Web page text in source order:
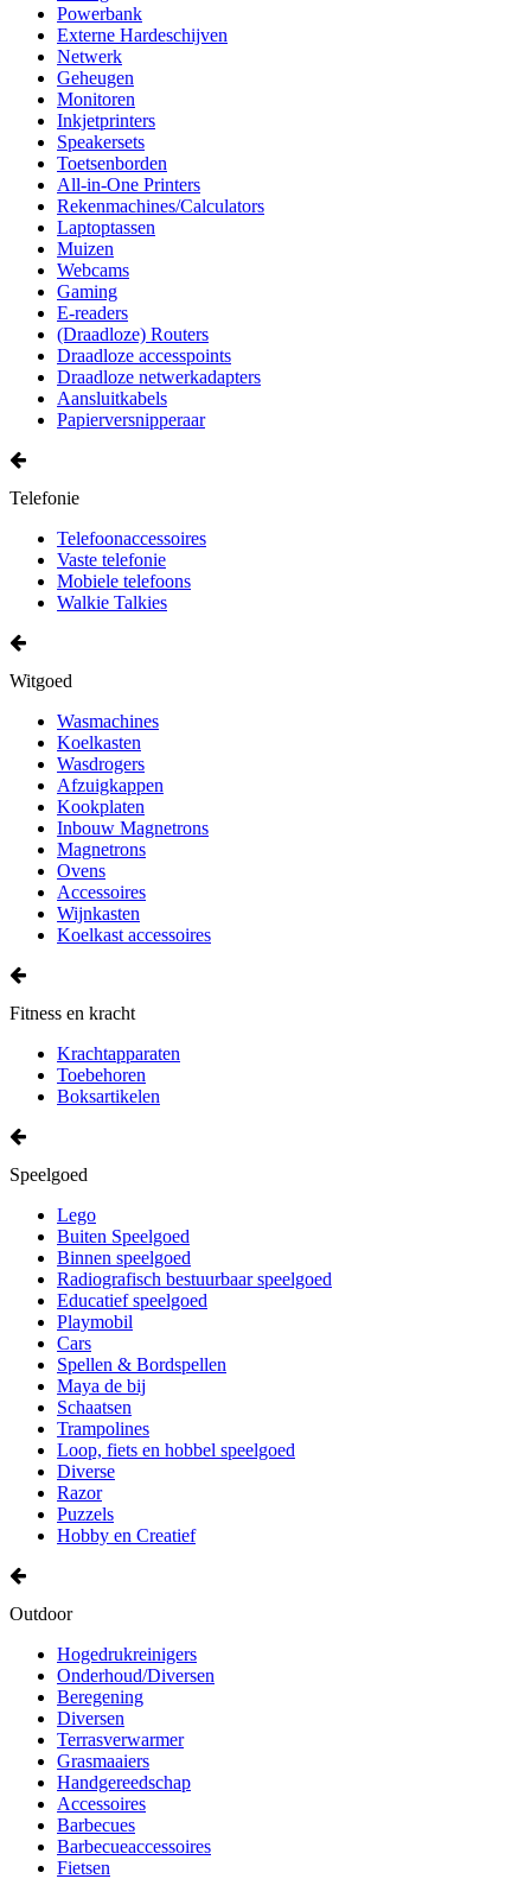
Powerbank
Externe Hardeschijven
Netwerk
Geheugen
Monitoren
Inkjetprinters
Speakersets
Toetsenborden
All-in-One Printers
Rekenmachines/Calculators
Laptoptassen
Muizen
Webcams
Gaming
E-readers
(Draadloze) Routers
Draadloze accesspoints
Draadloze netwerkadapters
Aansluitkabels
Papierversnipperaar
Telefonie
Telefoonaccessoires
Vaste telefonie
Mobiele telefoons
Walkie Talkies
Witgoed
Wasmachines
Koelkasten
Wasdrogers
Afzuigkappen
Kookplaten
Inbouw Magnetrons
Magnetrons
Ovens
Accessoires
Wijnkasten
Koelkast accessoires
Fitness en kracht
Krachtapparaten
Toebehoren
Boksartikelen
Speelgoed
Lego
Buiten Speelgoed
Binnen speelgoed
Radiografisch bestuurbaar speelgoed
Educatief speelgoed
Playmobil
Cars
Spellen & Bordspellen
Maya de bij
Schaatsen
Trampolines
Loop, fiets en hobbel speelgoed
Diverse
Razor
Puzzels
Hobby en Creatief
Outdoor
Hogedrukreinigers
Onderhoud/Diversen
Beregening
Diversen
Terrasverwarmer
Grasmaaiers
Handgereedschap
Accessoires
Barbecues
Barbecueaccessoires
Fietsen